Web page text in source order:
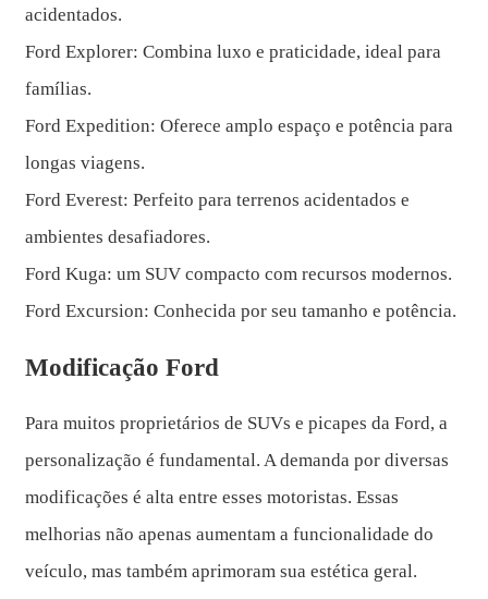
acidentados.
Ford Explorer: Combina luxo e praticidade, ideal para
famílias.
Ford Expedition: Oferece amplo espaço e potência para
longas viagens.
Ford Everest: Perfeito para terrenos acidentados e
ambientes desafiadores.
Ford Kuga: um SUV compacto com recursos modernos.
Ford Excursion: Conhecida por seu tamanho e potência.
Modificação Ford
Para muitos proprietários de SUVs e picapes da Ford, a
personalização é fundamental. A demanda por diversas
modificações é alta entre esses motoristas. Essas
melhorias não apenas aumentam a funcionalidade do
veículo, mas também aprimoram sua estética geral.